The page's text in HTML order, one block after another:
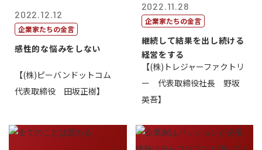
2022.12.12
企業家たちの金言
感性的な悩みをしない
【(株)ピーバンドットコム
代表取締役 田坂正樹】
2022.11.28
企業家たちの金言
継続して結果を出し続ける
経営をする
【(株)トレジャーファクトリ
ー 代表取締役社長 野坂
英吾】